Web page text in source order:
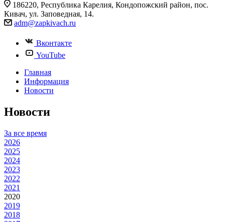
186220, Республика Карелия, Кондопожский район, пос.
Кивач, ул. Заповедная, 14.
adm@zapkivach.ru
Вконтакте
YouTube
Главная
Информация
Новости
Новости
За все время
2026
2025
2024
2023
2022
2021
2020
2019
2018